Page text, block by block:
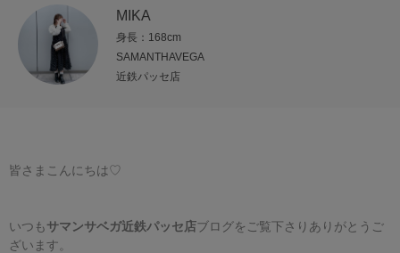
MIKA
SAMANTHAVEGA
身長：168cm
近鉄パッセ店
皆さまこんにちは♡
いつもサマンサベガ近鉄パッセ店ブログをご覧下さりありがとうご
ざいます。